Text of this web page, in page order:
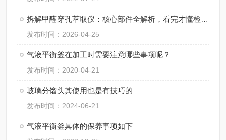
拆解甲醛穿孔萃取仪：核心部件全解析，看完才懂检测“硬核”在哪
发布时间：2026-04-25
气液平衡釜在加工时需要注意哪些事项呢？
发布时间：2020-04-21
玻璃分馏头其使用也是有技巧的
发布时间：2024-06-21
气液平衡釜具体的保养事项如下